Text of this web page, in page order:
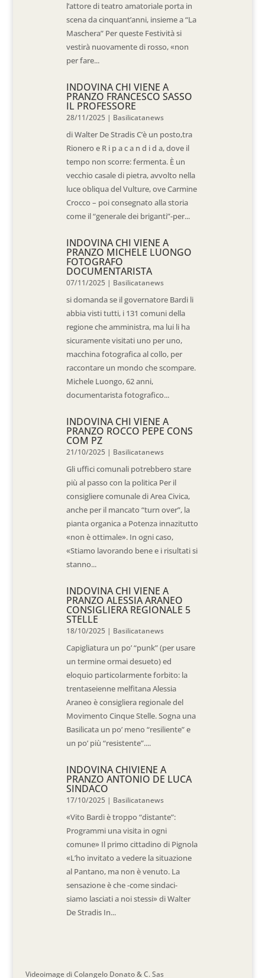
l’attore di teatro amatoriale porta in
scena da cinquant’anni, insieme a “La
Maschera” Per queste Festività si
vestirà nuovamente di rosso, «non
per fare...
INDOVINA CHI VIENE A
PRANZO FRANCESCO SASSO
IL PROFESSORE
28/11/2025 | Basilicatanews
di Walter De Stradis C’è un posto,tra
Rionero e R i p a c a n d i d a, dove il
tempo non scorre: fermenta. È un
vecchio casale di pietra, avvolto nella
luce obliqua del Vulture, ove Carmine
Crocco – poi consegnato alla storia
come il “generale dei briganti”-per...
INDOVINA CHI VIENE A
PRANZO MICHELE LUONGO
FOTOGRAFO
DOCUMENTARISTA
07/11/2025 | Basilicatanews
si domanda se il governatore Bardi li
abbia visti tutti, i 131 comuni della
regione che amministra, ma lui li ha
sicuramente visitati uno per uno,
macchina fotografica al collo, per
raccontare un mondo che scompare.
Michele Luongo, 62 anni,
documentarista fotografico...
INDOVINA CHI VIENE A
PRANZO ROCCO PEPE CONS
COM PZ
21/10/2025 | Basilicatanews
Gli uffici comunali potrebbero stare
più al passo con la politica Per il
consigliere comunale di Area Civica,
anche per il mancato “turn over”, la
pianta organica a Potenza innazitutto
«non è ottimale». In ogni caso,
«Stiamo lavorando bene e i risultati si
stanno...
INDOVINA CHI VIENE A
PRANZO ALESSIA ARANEO
CONSIGLIERA REGIONALE 5
STELLE
18/10/2025 | Basilicatanews
Capigliatura un po’ “punk” (per usare
un termine ormai desueto) ed
eloquio particolarmente forbito: la
trentaseienne melfitana Alessia
Araneo è consigliera regionale del
Movimento Cinque Stelle. Sogna una
Basilicata un po’ meno “resiliente” e
un po’ più “resistente”....
INDOVINA CHIVIENE A
PRANZO ANTONIO DE LUCA
SINDACO
17/10/2025 | Basilicatanews
«Vito Bardi è troppo “distante”:
Programmi una visita in ogni
comune» Il primo cittadino di Pignola
«L’ho invitato a vedere la situazione
al Pantano, ma non è venuto. La
sensazione è che -come sindaci-
siamo lasciati a noi stessi» di Walter
De Stradis In...
Videoimage di Colangelo Donato & C. Sas